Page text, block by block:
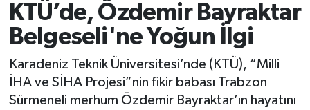
KTÜ’de, Özdemir Bayraktar
Belgeseli'ne Yoğun İlgi
Karadeniz Teknik Üniversitesi’nde (KTÜ), “Milli
İHA ve SİHA Projesi”nin fikir babası Trabzon
Sürmeneli merhum Özdemir Bayraktar’ın hayatını
Süper Lig Puan Durumu ve Fikstür
Tüm Manşetler
Son Dakika Haberleri